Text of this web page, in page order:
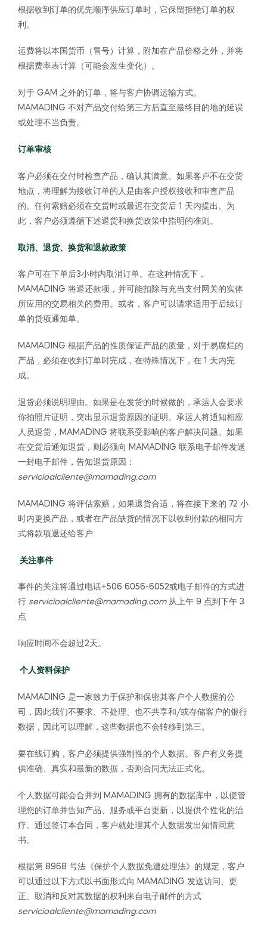
根据收到订单的优先顺序供应订单时，它保留拒绝订单的权
利。
运费将以本国货币（冒号）计算，附加在产品价格之外，并将
根据费率表计算（可能会发生变化）。
对于 GAM 之外的订单，将与客户协调运输方式。
MAMADING 不对产品交付给第三方后直至最终目的地的延误
或处理不当负责。
订单审核
客户必须在交付时检查产品，确认其满意。如果客户不在交货
地点，将理解为接收订单的人是由客户授权接收和审查产品
的。任何索赔必须在交货时或最迟在交货后 1 天内提出。为
此，客户必须遵循下述退货和换货政策中指明的准则。
取消、退货、换货和退款政策
客户可在下单后3小时内取消订单。在这种情况下，
MAMADING 将退还款项，并可能扣除与充当支付网关的实体
所应用的交易相关的费用。或者，客户可以请求适用于后续订
单的贷项通知单。
MAMADING 根据产品的性质保证产品的质量，对于易腐烂的
产品，必须在收到订单时完成，在特殊情况下，在 1 天内完
成。
退货必须说明理由。如果是在发货的时候做的，承运人会要求
你拍照片证明，突出显示退货原因的证明。承运人将通知相应
人员退货，MAMADING 将联系受影响的客户解决问题。如果
在交货后通知退货，则必须向 MAMADING 联系电子邮件发送
一封电子邮件，告知退货原因：
servicioalcliente@mamading.com
MAMADING 将评估索赔，如果退货合适，将在接下来的 72 小
时内更换产品，或者在产品缺货的情况下以收到付款的相同方
式将款项退还给客户.
关注事件
事件的关注将通过电话+506 6056-6052或电子邮件的方式进
行 servicioalcliente@mamading.com从上午 9 点到下午 3
点
响应时间不会超过2天。
个人资料保护
MAMADING 是一家致力于保护和保密其客户个人数据的公
司，因此我们不要求、不处理、也不共享和/或存储客户的银行
数据，因此可以理解，这些数据也不会转移到第三。
要在线订购，客户必须提供强制性的个人数据。客户有义务提
供准确、真实和最新的数据，否则合同无法正式化。
个人数据可能会合并到 MAMADING 拥有的数据库中，以便管
理您的订单并告知产品、服务或平台更新，以提供个性化的治
疗。通过签订本合同，客户就处理其个人数据发出知情同意
书。
根据第 8968 号法《保护个人数据免遭处理法》的规定，客户
可以通过以下方式以书面形式向 MAMADING 发送访问、更
正、取消和反对其数据的权利来自电子邮件的方式
servicioalcliente@mamading.com